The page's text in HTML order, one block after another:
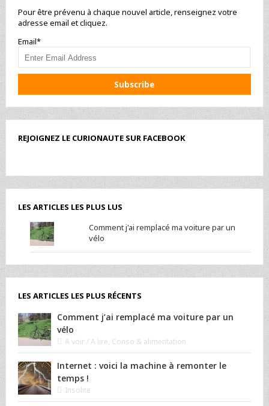
Pour être prévenu à chaque nouvel article, renseignez votre
adresse email et cliquez.
Email*
REJOIGNEZ LE CURIONAUTE SUR FACEBOOK
LES ARTICLES LES PLUS LUS
Comment j'ai remplacé ma voiture par un
vélo
LES ARTICLES LES PLUS RÉCENTS
Comment j’ai remplacé ma voiture par un
vélo
A voir / A lire, Conso & alimentation
Internet : voici la machine à remonter le
temps !
Insolite